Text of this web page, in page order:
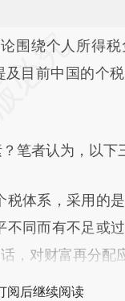
文由第三
新观点和立场。
绕个人所得税
目前中国的个
者认为，以下
体系，采用的是
同而有不足或
，对财富再分配
阅后继续阅读